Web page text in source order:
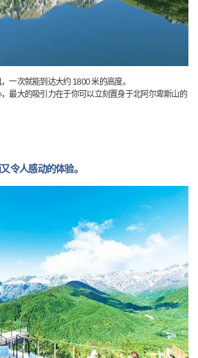
一次就能到达大约 1800 米的高度。
最大的吸引力在于你可以立刻置身于北阿尔卑斯山的
令人感动的体验。